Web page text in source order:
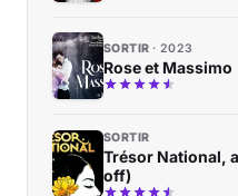
SORTIR 2023
Rose et Massimo
SORTIR
Trésor National,
off)